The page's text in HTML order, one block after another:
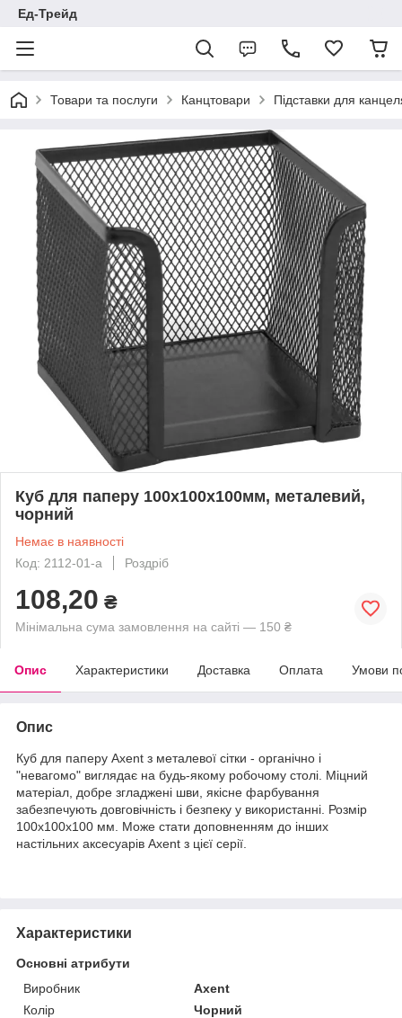
Ед-Трейд
Товари та послуги Канцтовари Підставки для
Куб для паперу 100х100x100мм, металевий,
чорний
Немає в наявності
Код: 2112-01-a
Роздріб
108,20 ₴
Мінімальна сума замовлення на сайті — 150 ₴
Опис Характеристики Доставка Оплата Умови
Опис
Куб для паперу Axent з металевої сітки - органічно і
"невагомо" виглядає на будь-якому робочому столі. Міцний
матеріал, добре згладжені шви, якісне фарбування
забезпечують довговічність і безпеку у використанні. Розмір
100х100х100 мм. Може стати доповненням до інших
настільних аксесуарів Axent з цієї серії.
Характеристики
Основні атрибути
Виробник
Axent
Колір
Чорний